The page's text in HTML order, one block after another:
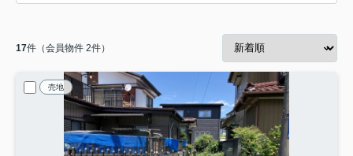
17件（会員物件 2件）
売地